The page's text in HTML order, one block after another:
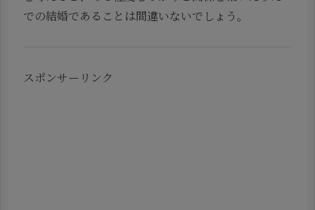
での結婚であることは間違いないでしょう。
スポンサーリンク